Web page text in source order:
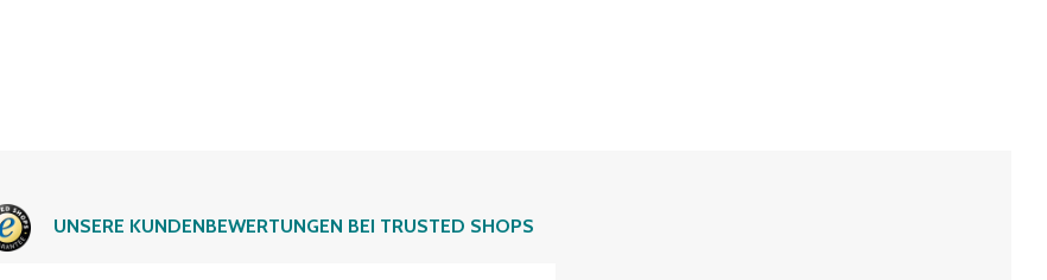
UNSERE KUNDENBEWERTUNGEN BEI TRUSTED SHOPS